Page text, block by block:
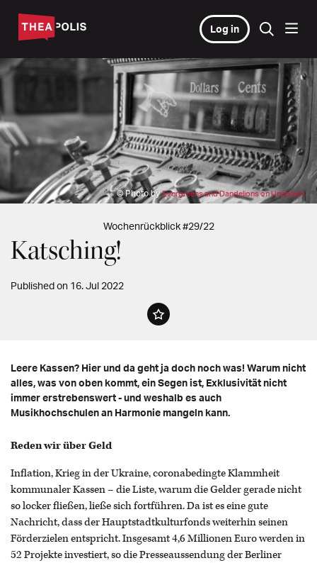
Log in
© Photo byEvergreens and Dandelions on Unsplash
Wochenrückblick #29/22
Katsching!
Published on 16. Jul 2022
Leere Kassen? Hier und da geht ja doch noch was! Warum nicht
alles, was von oben kommt, ein Segen ist, Exklusivität nicht
immer erstrebenswert - und weshalb es auch
Musikhochschulen an Harmonie mangeln kann.
Reden wir über Geld
Inflation, Krieg in der Ukraine, coronabedingte Klammheit
kommunaler Kassen – die Liste, warum die Gelder gerade nicht
so locker fließen, ließe sich fortführen. Da ist es eine gute
Nachricht, dass der Hauptstadtkulturfonds weiterhin seinen
Förderzielen entspricht. Insgesamt 4,6 Millionen Euro werden in
52 Projekte investiert, so die Presseaussendung der Berliner